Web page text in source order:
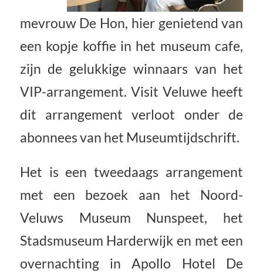
mevrouw De Hon, hier genietend van
een kopje koffie in het museum cafe,
zijn de gelukkige winnaars van het
VIP-arrangement. Visit Veluwe heeft
dit arrangement verloot onder de
abonnees van het Museumtijdschrift.
Het is een tweedaags arrangement
met een bezoek aan het Noord-
Veluws Museum Nunspeet, het
Stadsmuseum Harderwijk en met een
overnachting in Apollo Hotel De